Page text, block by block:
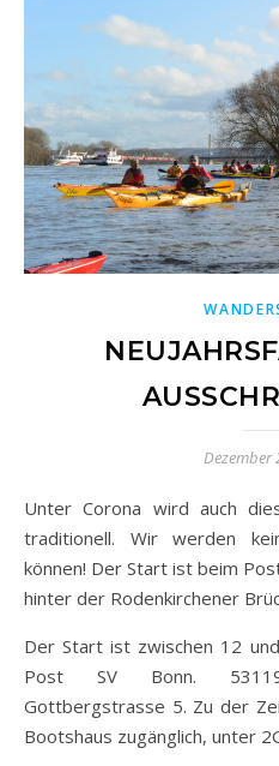
Dezember
Unter Corona wird auch diese Fahrt etwas anders als
traditionell. Wir werden
können! Der Start ist beim
hinter der Rodenkirchener
Der Start ist zwischen 12
Post SV Bonn.
Gottbergstrasse 5. Zu der
Bootshaus zugänglich, unter